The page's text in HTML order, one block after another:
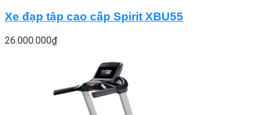
Xe đạp tập cao cấp Spirit XBU55
26.000.000₫